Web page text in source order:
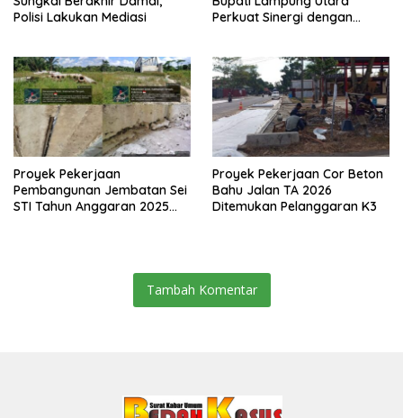
Polisi Lakukan Mediasi
Perkuat Sinergi dengan
Proyek Pekerjaan
Pembangunan Jembatan Sei
STI Tahun Anggaran 2025
Proyek Pekerjaan Cor Beton
Bahu Jalan TA 2026
Ditemukan Pelanggaran K3
Tambah Komentar